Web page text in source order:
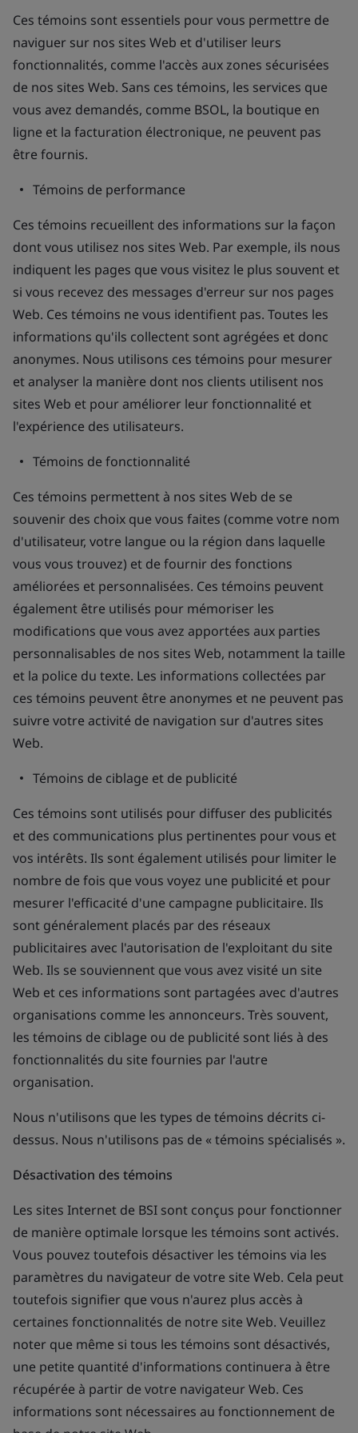
Ces témoins sont essentiels pour vous permettre de
naviguer sur nos sites Web et d'utiliser leurs
fonctionnalités, comme l'accès aux zones sécurisées
de nos sites Web. Sans ces témoins, les services que
vous avez demandés, comme BSOL, la boutique en
ligne et la facturation électronique, ne peuvent pas
être fournis.
Témoins de performance
Ces témoins recueillent des informations sur la façon
dont vous utilisez nos sites Web. Par exemple, ils nous
indiquent les pages que vous visitez le plus souvent et
si vous recevez des messages d'erreur sur nos pages
Web. Ces témoins ne vous identifient pas. Toutes les
informations qu'ils collectent sont agrégées et donc
anonymes. Nous utilisons ces témoins pour mesurer
et analyser la manière dont nos clients utilisent nos
sites Web et pour améliorer leur fonctionnalité et
l'expérience des utilisateurs.
Témoins de fonctionnalité
Ces témoins permettent à nos sites Web de se
souvenir des choix que vous faites (comme votre nom
d'utilisateur, votre langue ou la région dans laquelle
vous vous trouvez) et de fournir des fonctions
améliorées et personnalisées. Ces témoins peuvent
également être utilisés pour mémoriser les
modifications que vous avez apportées aux parties
personnalisables de nos sites Web, notamment la taille
et la police du texte. Les informations collectées par
ces témoins peuvent être anonymes et ne peuvent pas
suivre votre activité de navigation sur d'autres sites
Web.
Témoins de ciblage et de publicité
Ces témoins sont utilisés pour diffuser des publicités
et des communications plus pertinentes pour vous et
vos intérêts. Ils sont également utilisés pour limiter le
nombre de fois que vous voyez une publicité et pour
mesurer l'efficacité d'une campagne publicitaire. Ils
sont généralement placés par des réseaux
publicitaires avec l'autorisation de l'exploitant du site
Web. Ils se souviennent que vous avez visité un site
Web et ces informations sont partagées avec d'autres
organisations comme les annonceurs. Très souvent,
les témoins de ciblage ou de publicité sont liés à des
fonctionnalités du site fournies par l'autre
organisation.
Nous n'utilisons que les types de témoins décrits ci-
dessus. Nous n'utilisons pas de « témoins spécialisés ».
Désactivation des témoins
Les sites Internet de BSI sont conçus pour fonctionner
de manière optimale lorsque les témoins sont activés.
Vous pouvez toutefois désactiver les témoins via les
paramètres du navigateur de votre site Web. Cela peut
toutefois signifier que vous n'aurez plus accès à
certaines fonctionnalités de notre site Web. Veuillez
noter que même si tous les témoins sont désactivés,
une petite quantité d'informations continuera à être
récupérée à partir de votre navigateur Web. Ces
informations sont nécessaires au fonctionnement de